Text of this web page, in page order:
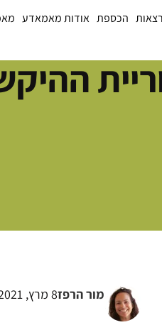
הכספת אודות מאמאדע
8 מרץ, 2021מור הרפז